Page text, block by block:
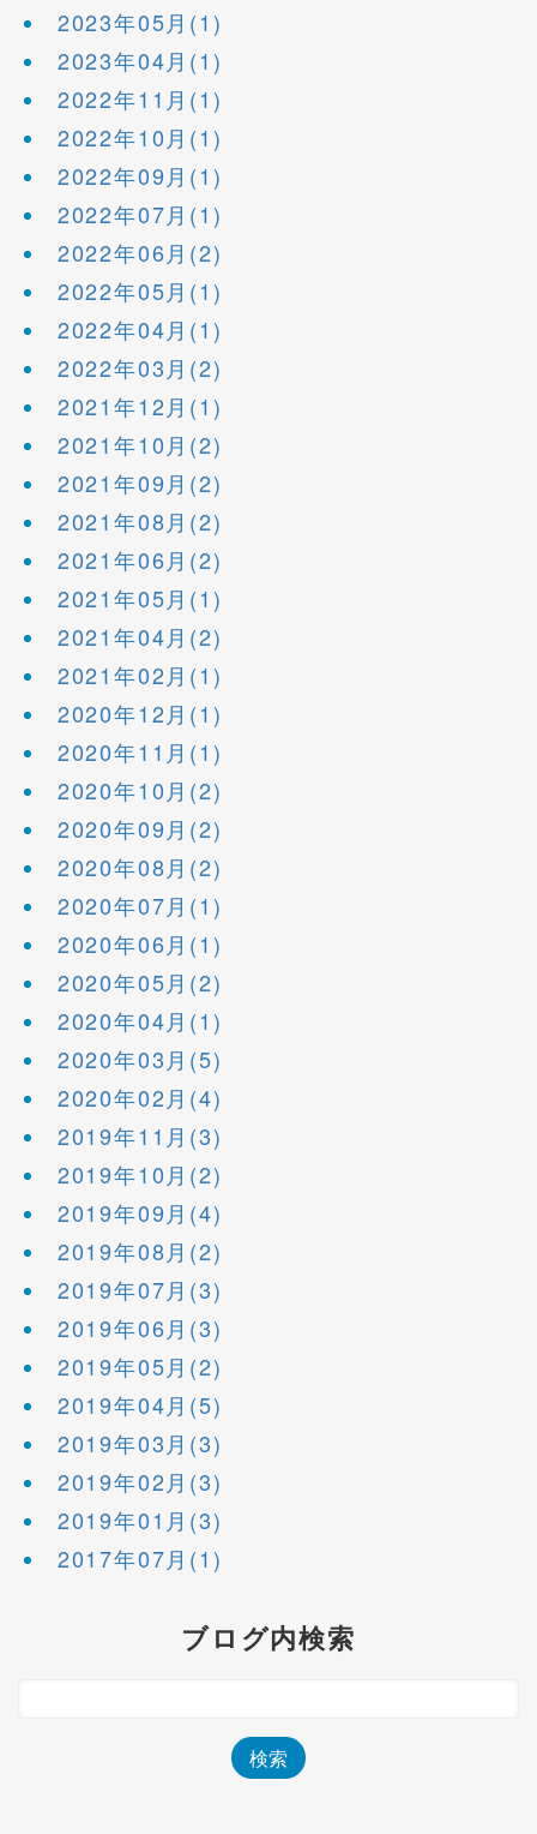
2023年05月(1)
2023年04月(1)
2022年11月(1)
2022年10月(1)
2022年09月(1)
2022年07月(1)
2022年06月(2)
2022年05月(1)
2022年04月(1)
2022年03月(2)
2021年12月(1)
2021年10月(2)
2021年09月(2)
2021年08月(2)
2021年06月(2)
2021年05月(1)
2021年04月(2)
2021年02月(1)
2020年12月(1)
2020年11月(1)
2020年10月(2)
2020年09月(2)
2020年08月(2)
2020年07月(1)
2020年06月(1)
2020年05月(2)
2020年04月(1)
2020年03月(5)
2020年02月(4)
2019年11月(3)
2019年10月(2)
2019年09月(4)
2019年08月(2)
2019年07月(3)
2019年06月(3)
2019年05月(2)
2019年04月(5)
2019年03月(3)
2019年02月(3)
2019年01月(3)
2017年07月(1)
ブログ内検索